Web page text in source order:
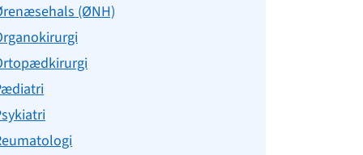
(ØNH)